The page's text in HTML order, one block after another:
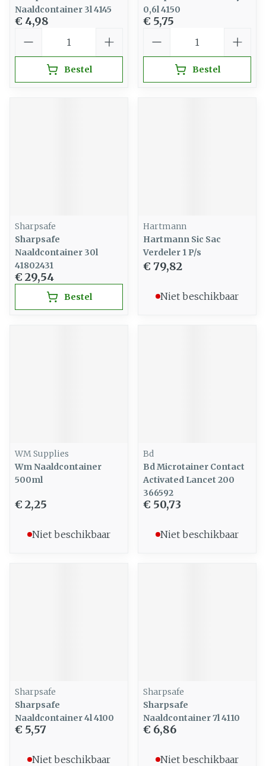
Naaldcontainer 3l 4145
€ 4,98
Bestel
0,6l 4150
€ 5,75
Bestel
Sharpsafe
Sharpsafe
Naaldcontainer 30l
41802431
€ 29,54
Bestel
Hartmann
Hartmann Sic Sac
Verdeler 1 P/s
€ 79,82
Niet beschikbaar
WM Supplies
Wm Naaldcontainer
500ml
€ 2,25
Niet beschikbaar
Bd
Bd Microtainer Contact
Activated Lancet 200
366592
€ 50,73
Niet beschikbaar
Sharpsafe
Sharpsafe
Naaldcontainer 4l 4100
€ 5,57
Niet beschikbaar
Sharpsafe
Sharpsafe
Naaldcontainer 7l 4110
€ 6,86
Niet beschikbaar